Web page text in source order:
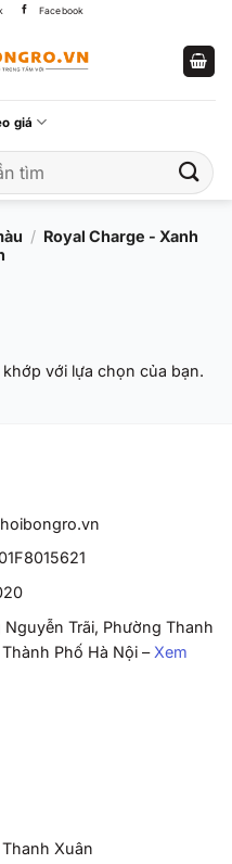
Facebook
giá
/ Royal Charge - Xanh
với lựa chọn của bạn.
Trãi, Phường Thanh
Phố Hà Nội – Xem
Xuân